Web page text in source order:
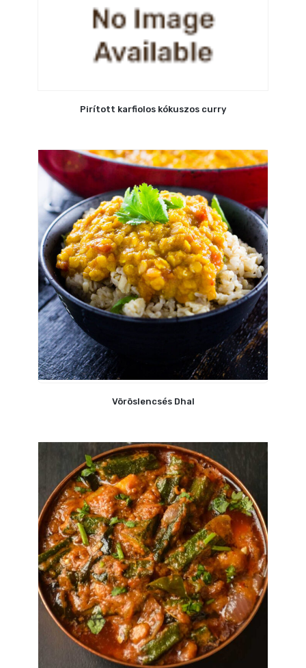
Pirított karfiolos kókuszos curry
Vöröslencsés Dhal